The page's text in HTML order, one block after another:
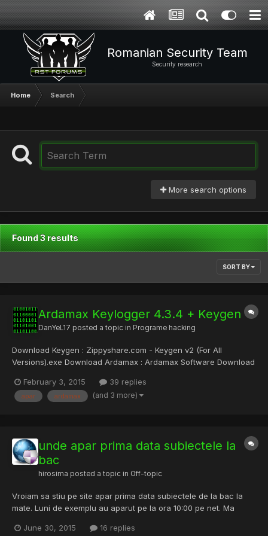
Romanian Security Team
Security research
Home Search
More search options
Found 3 results
SORT BY
Ardamax Keylogger 4.3.4 + Keygen
DanYeL17 posted a topic in Programe hacking
Download Keygen : Zippyshare.com - Keygen v2 (For All
Versions).exe Download Ardamax : Ardamax Software Download
keygen asemanator dar pentru versiuni mai vechi....Am revenit
cu un update . Daca apar nelamuriri lasati reply -->
February 3, 2015 39 replies
apar ardamax (and 3 more)
unde apar prima data subiectele la
bac
hirosima posted a topic in Off-topic
Vroiam sa stiu pe site apar prima data subiectele de la bac la
mate. Luni de exemplu au aparut pe la ora 10:00 pe net. Ma
stiti voi siguri o sursa, mi-ar prinde bine. Mersi anticipat!
June 30, 2015 16 replies